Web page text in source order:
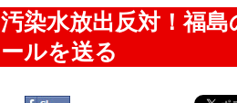
汚染水放出反対！福
ールを送る